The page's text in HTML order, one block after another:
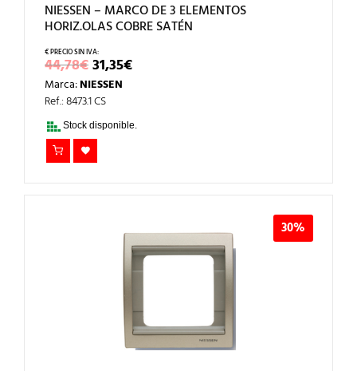
NIESSEN – MARCO DE 3 ELEMENTOS
HORIZ.OLAS COBRE SATÉN
44,78€EL
PRECIO
ORIGINAL
ERA:
44,78€.
31,35€EL
PRECIO
Marca:NIESSEN
Ref.: 8473.1 CS
Stock disponible.
30%